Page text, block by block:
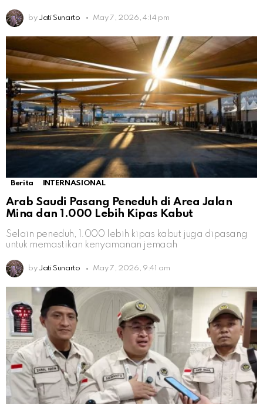
by Jati Sunarto May 7, 2026, 4:14 pm
Berita INTERNASIONAL
Arab Saudi Pasang Peneduh di Area Jalan
Mina dan 1.000 Lebih Kipas Kabut
Selain peneduh, 1.000 lebih kipas kabut juga dipasang
untuk memastikan kenyamanan jemaah
by Jati Sunarto May 7, 2026, 9:41 am